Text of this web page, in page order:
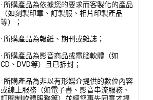
· 所購產品為依據您的要求而客製化的產品
（如刻製印章、訂製服、相片印製產品
等）；
· 所購產品為報紙、期刊或雜誌；
· 所購產品為影音商品或電腦軟體（如
CD、DVD等）且已拆封；
· 所購產品為非以有形媒介提供的數位內容
或線上服務（如電子書、影音串流服務、